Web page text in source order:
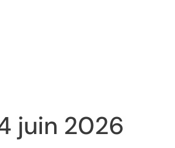
juin 2026